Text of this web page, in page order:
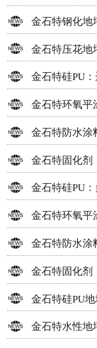
选择
金石特钢化地
金石特压花地
地面材料
金石特硅PU
金石特环氧平
决方案
金石特防水涂
方案
金石特固化剂
金石特硅PU
金石特环氧平
方案
金石特防水涂
金石特固化剂
金石特硅PU
金石特水性地